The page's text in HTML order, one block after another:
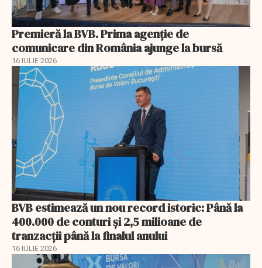
Premieră la BVB. Prima agenție de
comunicare din România ajunge la bursă
16 IULIE 2026
BVB estimează un nou record istoric: Până la
400.000 de conturi și 2,5 milioane de
tranzacții până la finalul anului
16 IULIE 2026